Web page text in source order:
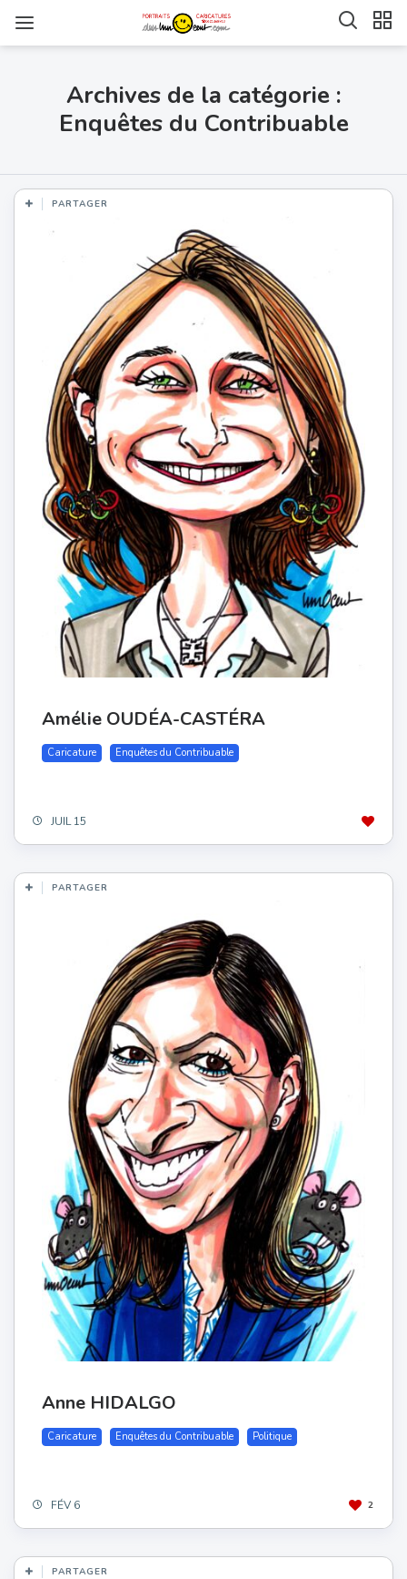
Archives de la catégorie :
Enquêtes du Contribuable
PARTAGER
Amélie OUDÉA-CASTÉRA
Caricature Enquêtes du Contribuable
JUIL 15
PARTAGER
Anne HIDALGO
Caricature Enquêtes du Contribuable Politique
FÉV 6 2
PARTAGER